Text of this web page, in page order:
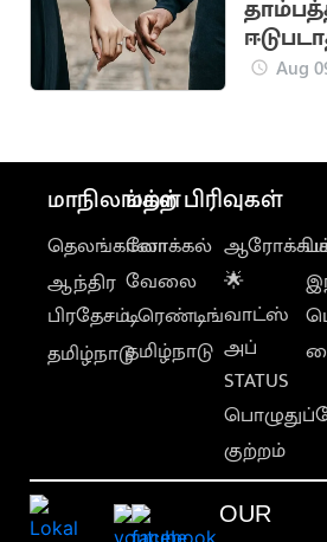
Aug
மாநிலங்கள்
தெலங்கானா
ஆந்திர
பிரதேசம்
தமிழ்நாடு
மற்ற பிரிவுகள்
லோக்கல்
வேலை
டிரெண்டிங்
தமிழ்நாடு
🌟
வாட்ஸ்
அப்
STATUS
குற்றம்
OUR